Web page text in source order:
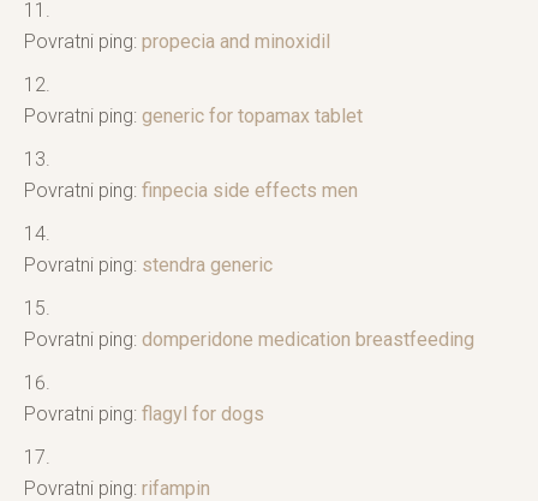
Povratni ping: propecia and minoxidil
Povratni ping: generic for topamax tablet
Povratni ping: finpecia side effects men
Povratni ping: stendra generic
Povratni ping: domperidone medication breastfeeding
Povratni ping: flagyl for dogs
Povratni ping: rifampin